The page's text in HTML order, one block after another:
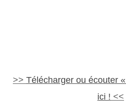
>> Télécharger ou écouter
ici ! <<